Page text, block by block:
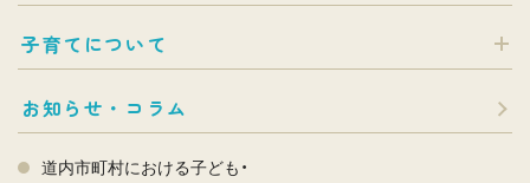
子育てについて
お知らせ・コラム
道内市町村における子ども・